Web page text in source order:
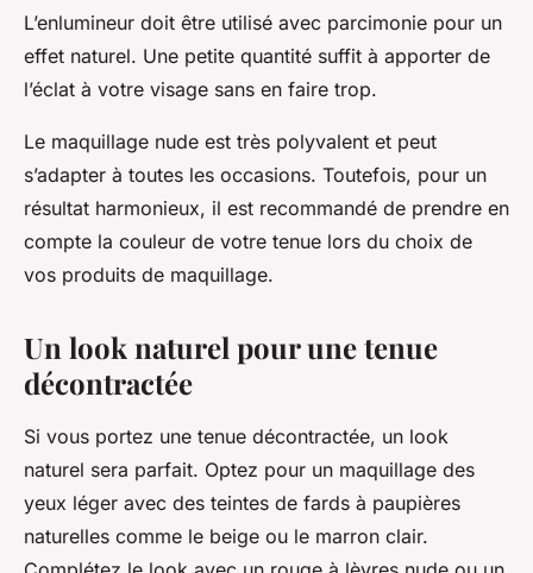
L’enlumineur doit être utilisé avec parcimonie pour un
effet naturel. Une petite quantité suffit à apporter de
l’éclat à votre visage sans en faire trop.
Le maquillage nude est très polyvalent et peut
s’adapter à toutes les occasions. Toutefois, pour un
résultat harmonieux, il est recommandé de prendre en
compte la couleur de votre tenue lors du choix de
vos produits de maquillage.
Un look naturel pour une tenue
décontractée
Si vous portez une tenue décontractée, un look
naturel sera parfait. Optez pour un maquillage des
yeux léger avec des teintes de fards à paupières
naturelles comme le beige ou le marron clair.